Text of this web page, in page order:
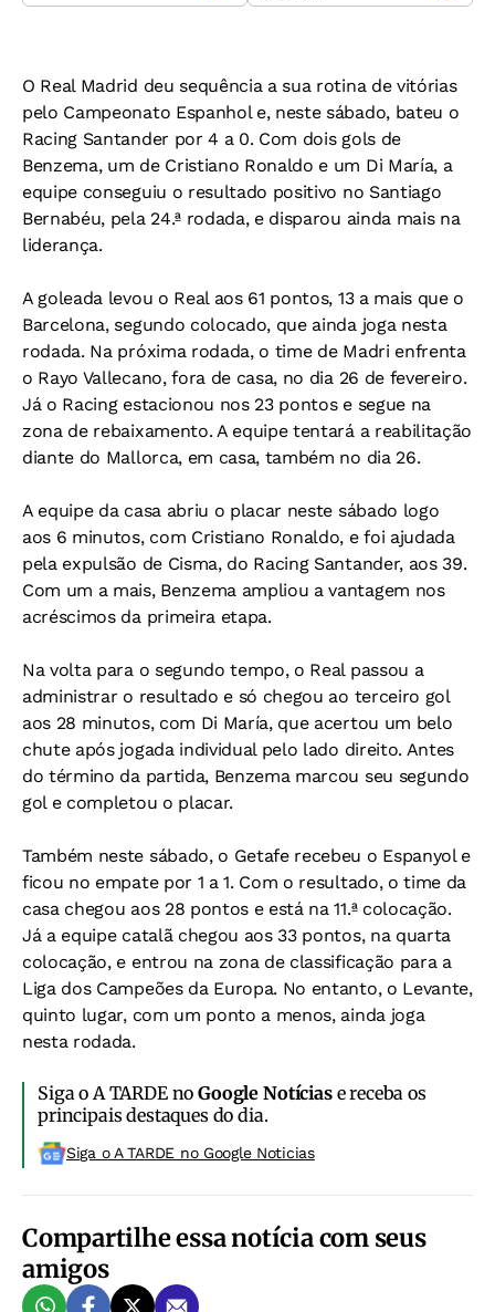
O Real Madrid deu sequência a sua rotina de vitórias
pelo Campeonato Espanhol e, neste sábado, bateu o
Racing Santander por 4 a 0. Com dois gols de
Benzema, um de Cristiano Ronaldo e um Di María, a
equipe conseguiu o resultado positivo no Santiago
Bernabéu, pela 24.ª rodada, e disparou ainda mais na
liderança.
A goleada levou o Real aos 61 pontos, 13 a mais que o
Barcelona, segundo colocado, que ainda joga nesta
rodada. Na próxima rodada, o time de Madri enfrenta
o Rayo Vallecano, fora de casa, no dia 26 de fevereiro.
Já o Racing estacionou nos 23 pontos e segue na
zona de rebaixamento. A equipe tentará a reabilitação
diante do Mallorca, em casa, também no dia 26.
A equipe da casa abriu o placar neste sábado logo
aos 6 minutos, com Cristiano Ronaldo, e foi ajudada
pela expulsão de Cisma, do Racing Santander, aos 39.
Com um a mais, Benzema ampliou a vantagem nos
acréscimos da primeira etapa.
Na volta para o segundo tempo, o Real passou a
administrar o resultado e só chegou ao terceiro gol
aos 28 minutos, com Di María, que acertou um belo
chute após jogada individual pelo lado direito. Antes
do término da partida, Benzema marcou seu segundo
gol e completou o placar.
Também neste sábado, o Getafe recebeu o Espanyol e
ficou no empate por 1 a 1. Com o resultado, o time da
casa chegou aos 28 pontos e está na 11.ª colocação.
Já a equipe catalã chegou aos 33 pontos, na quarta
colocação, e entrou na zona de classificação para a
Liga dos Campeões da Europa. No entanto, o Levante,
quinto lugar, com um ponto a menos, ainda joga
nesta rodada.
Siga o A TARDE noGoogle Notíciase receba os
principais destaques do dia.
Siga o A TARDE no Google Noticias
Compartilhe essa notícia com seus
amigos